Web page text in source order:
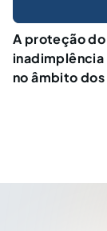
A proteção
no âmbito